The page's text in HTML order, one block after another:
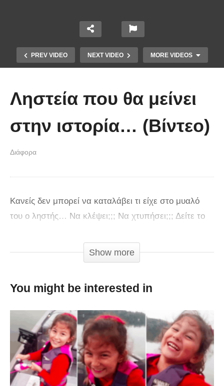
PREV VIDEO NEXT VIDEO MORE VIDEOS
Ληστεία που θα μείνει
στην ιστορία… (Βίντεο)
Διάφορα
Κανείς δεν μπορεί να καταλάβει τι είχε στο μυαλό
του ο ληστής… Να κλέψει;;; Να χτυπήσει;;; Δείτε το
Show more
You might be interested in